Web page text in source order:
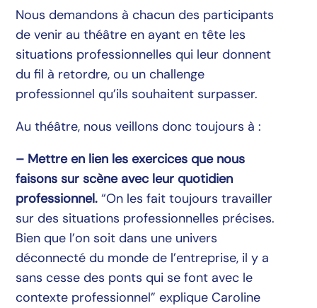
Nous demandons à chacun des participants
de venir au théâtre en ayant en tête les
situations professionnelles qui leur donnent
du fil à retordre, ou un challenge
professionnel qu’ils souhaitent surpasser.
Au théâtre, nous veillons donc toujours à :
– Mettre en lien les exercices que nous
faisons sur scène avec leur quotidien
professionnel. “On les fait toujours travailler
sur des situations professionnelles précises.
Bien que l’on soit dans une univers
déconnecté du monde de l’entreprise, il y a
sans cesse des ponts qui se font avec le
contexte professionnel” explique Caroline